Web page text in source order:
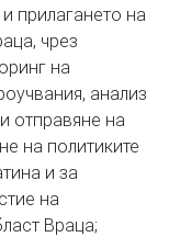
прилагането на
чрез
на
анализ
отправяне на
на политиките
и за
на
Враца;